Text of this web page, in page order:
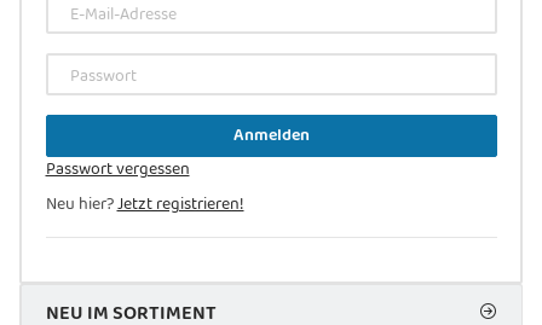
E-Mail-Adresse
Passwort
Anmelden
Passwort vergessen
Neu hier?Jetzt registrieren!
NEU IM SORTIMENT